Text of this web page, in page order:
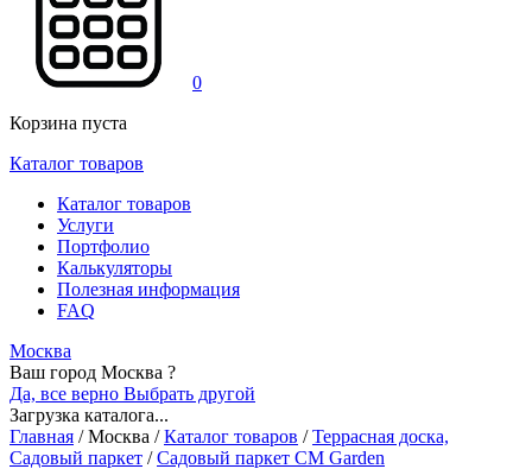
0
Корзина пуста
Каталог товаров
Каталог товаров
Услуги
Портфолио
Калькуляторы
Полезная информация
FAQ
Москва
Ваш город Москва ?
Да, все верно Выбрать другой
Загрузка каталога...
Главная /Москва / Каталог товаров / Террасная доска,
Садовый паркет / Садовый паркет CM Garden